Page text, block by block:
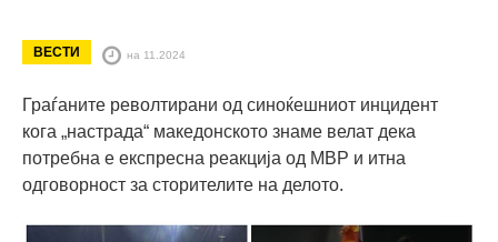
ВЕСТИ на 11.2024
Граѓаните револтирани од синоќешниот инцидент
кога „настрада“ македонското знаме велат дека
потребна е експресна реакција од МВР и итна
одговорност за сторителите на делото.